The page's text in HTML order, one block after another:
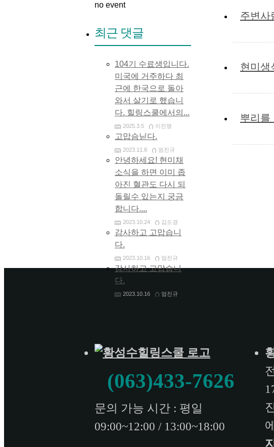
주변사
현미생
뿌리를
no event
최근 댓글
104기 수료생입니다.
미국에 거주하다 최
근에 한국으로 돌아
와서 살기로 했습니
다. 힐링스쿨에서의...
2025.3.5 이진명
고맙슴닏다.
2023.11.8 엄진규
안녕하세요! 현미채
소식을 하면 이미 좁
아진 혈관도 다시 되
돌릴수 있는지 궁금
합니다....
2023.10.24 김도경
감사하고 고맙습니
다.
2023.10.16 엄진규
감사하고 고맙습니
다.
2023.10.16 엄진규
(063)433-7626
문의 가능 시간 : 평일
09:00~12:00 / 13:00~18:00